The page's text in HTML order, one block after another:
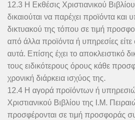
12.3 Η Εκθέσις Χριστιανικού
δικαιούται να παρέχει προϊόντα και
δικτυακού της τόπου σε τιμή
από άλλα προϊόντα ή υπηρεσίες
αυτά. Επίσης έχει το αποκλειστικό
τους ειδικότερους όρους κάθε
χρονική διάρκεια ισχύος της.
12.4 Η αγορά προϊόντων ή
Χριστιανικού Βιβλίου της Ι.Μ.
προσφέρονται σε τιμή προσφοράς